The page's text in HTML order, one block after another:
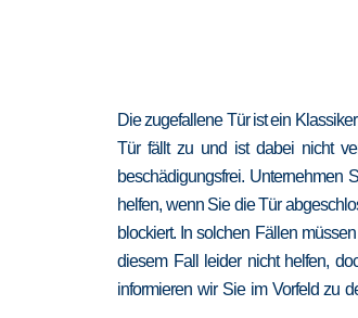
Die zugefallene Tür ist ein
Tür fällt zu und ist dabei nicht
beschädigungsfrei. Unternehmen
helfen, wenn Sie die Tür
blockiert. In solchen Fällen
diesem Fall leider nicht helfen,
informieren wir Sie im Vorfeld zu